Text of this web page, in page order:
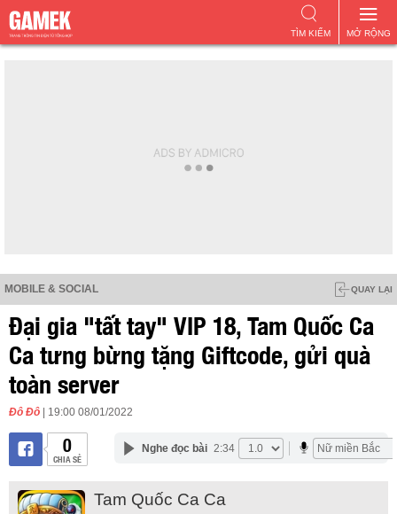
MỞ RỘNG
TÌM KIẾM
MOBILE & SOCIAL QUAY LẠI
Đại gia "tất tay" VIP 18, Tam Quốc Ca
Ca tưng bừng tặng Giftcode, gửi quà
toàn server
Đô Đô | 19:00 08/01/2022
0
CHIA SẺ
Nghe đọc bài 2:34
Tam Quốc Ca Ca